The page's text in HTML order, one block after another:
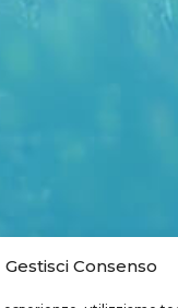
Gestisci Consenso